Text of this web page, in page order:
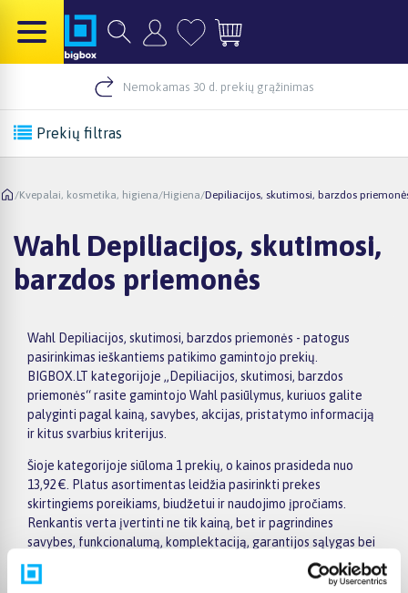
Nemokamas 30 d. prekių grąžinimas
Prekių filtras
/Kvepalai, kosmetika, higiena/Higiena/Depiliacijos, skutimosi, barzdos
Wahl Depiliacijos, skutimosi,
barzdos priemonės
Wahl Depiliacijos, skutimosi, barzdos priemonės - patogus
pasirinkimas ieškantiems patikimo gamintojo prekių.
BIGBOX.LT kategorijoje „Depiliacijos, skutimosi, barzdos
priemonės“ rasite gamintojo Wahl pasiūlymus, kuriuos galite
palyginti pagal kainą, savybes, akcijas, pristatymo informaciją
ir kitus svarbius kriterijus.
Šioje kategorijoje siūloma 1 prekių, o kainos prasideda nuo
13,92 €. Platus asortimentas leidžia pasirinkti prekes
skirtingiems poreikiams, biudžetui ir naudojimo įpročiams.
Renkantis verta įvertinti ne tik kainą, bet ir pagrindines
savybes, funkcionalumą, komplektaciją, garantijos sąlygas bei
taikomus specialius pasiūlymus.